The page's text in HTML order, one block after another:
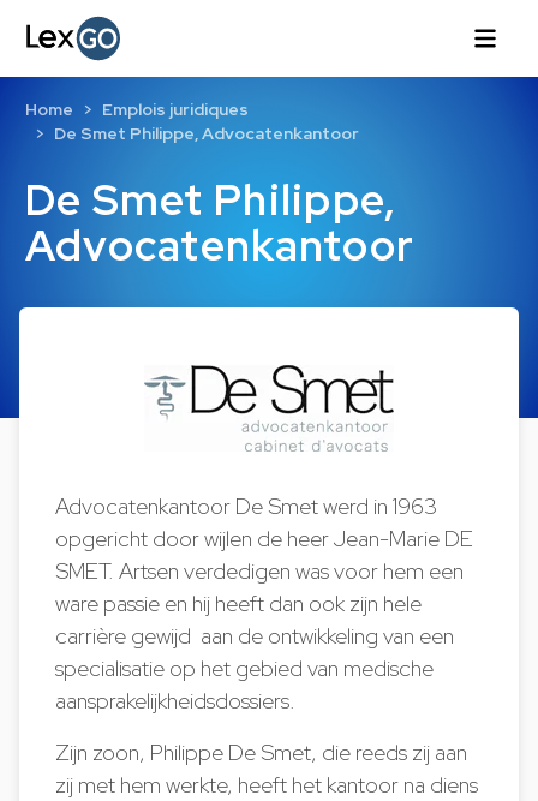
De Smet Philippe,
Advocatenkantoor
Home
Emplois juridiques
De Smet Philippe, Advocatenkantoor
Advocatenkantoor De Smet werd in 1963
opgericht door wijlen de heer Jean-Marie DE
SMET. Artsen verdedigen was voor hem een
ware passie en hij heeft dan ook zijn hele
carrière gewijd aan de ontwikkeling van een
specialisatie op het gebied van medische
aansprakelijkheidsdossiers.
Zijn zoon, Philippe De Smet, die reeds zij aan
zij met hem werkte, heeft het kantoor na diens